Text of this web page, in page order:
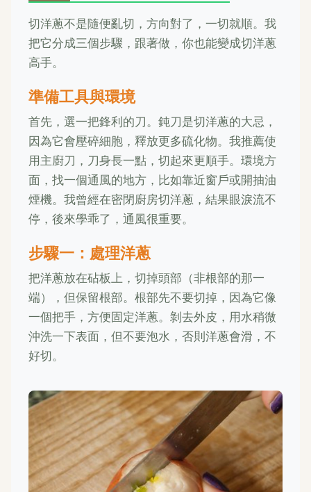
切洋蔥不是隨便亂切，方向對了，一切就順。我
把它分成三個步驟，跟著做，你也能變成切洋蔥
高手。
準備工具與環境
首先，選一把鋒利的刀。鈍刀是切洋蔥的大忌，
因為它會壓碎細胞，釋放更多硫化物。我推薦使
用主廚刀，刀身長一點，切起來更順手。環境方
面，找一個通風的地方，比如靠近窗戶或開抽油
煙機。我曾經在密閉廚房切洋蔥，結果眼淚流不
停，後來學乖了，通風很重要。
步驟一：處理洋蔥
把洋蔥放在砧板上，切掉頭部（非根部的那一
端），但保留根部。根部先不要切掉，因為它像
一個把手，方便固定洋蔥。剝去外皮，用水稍微
沖洗一下表面，但不要泡水，否則洋蔥會滑，不
好切。